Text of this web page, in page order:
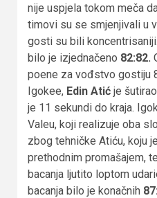
nije uspjela tokom meča
timovi su se smjenjivali u
gosti su bili
bilo je izjednačeno 82:82.
poene za vođstvo gostiju
Igokee, Edin Atić je
je 11 sekundi do kraja.
Valeu, koji realizuje oba
zbog tehničke Atiću, koju
prethodnim promašajem,
bacanja ljutito loptom
bacanja bilo je konačnih